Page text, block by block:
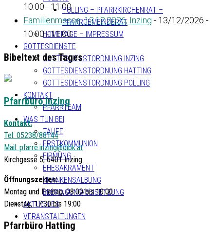
POLLING – PFARRKIRCHENRAT –
PFARRGEMEINDERAT
HOMEPAGE – IMPRESSUM
GOTTESDIENSTE
GOTTESDIENSTORDNUNG INZING
GOTTESDIENSTORDNUNG HATTING
GOTTESDIENSTORDNUNG POLLING
KONTAKT
PFARRTEAM
WAS TUN BEI
TAUFE
ERSTKOMMUNION
FIRMUNG
EHESAKRAMENT
KRANKENSALBUNG
BEERDIGUNG/BEISETZUNG
AKTUELLES
VERANSTALTUNGEN
10:00 - 11:00
Familienmesse, 13.12.2026, Inzing - 13/12/2026 -
10:00 - 11:00
Bibeltext des Tages
Pfarrbüro Inzing
Kontakt:
Tel: 05238/88144
Mail: pfarre.inzing@dibk.at
Kirchgasse 5, 6401 Inzing
Öffnungszeiten:
Montag und Freitag, 08:00 bis 10:00
Dienstag, 17:30 bis 19:00
Pfarrbüro Hatting